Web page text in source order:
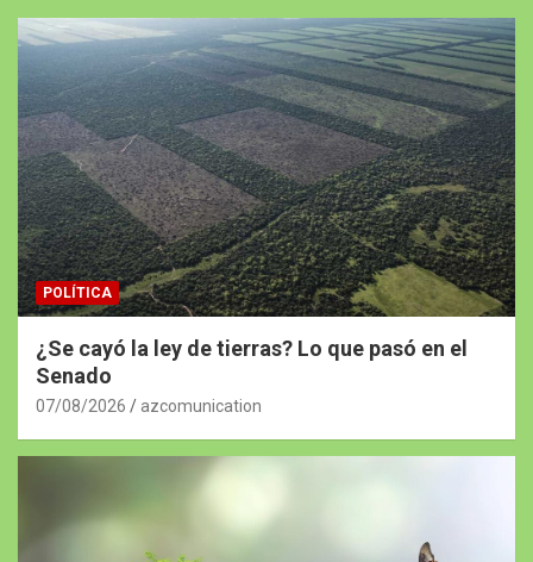
POLÍTICA
¿Se cayó la ley de tierras? Lo que pasó en el
Senado
07/08/2026 azcomunication